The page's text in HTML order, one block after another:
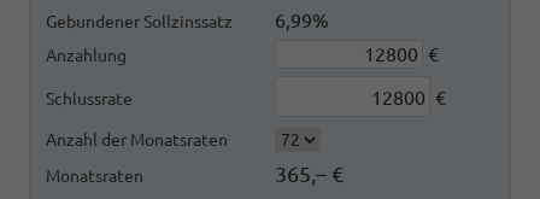
Gebundener Sollzinssatz 6,99%
Anzahlung €
Schlussrate €
Anzahl der Monatsraten
Monatsraten
365,– €